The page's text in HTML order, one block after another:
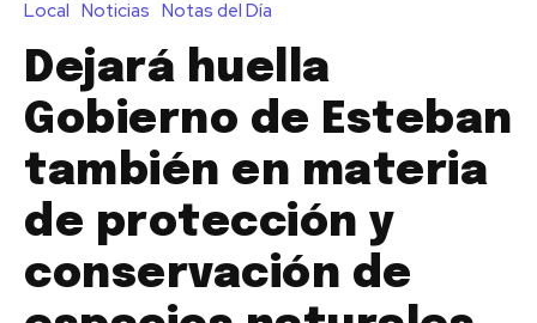
Local Noticias Notas del Día
Dejará huella
Gobierno de Esteban
también en materia
de protección y
conservación de